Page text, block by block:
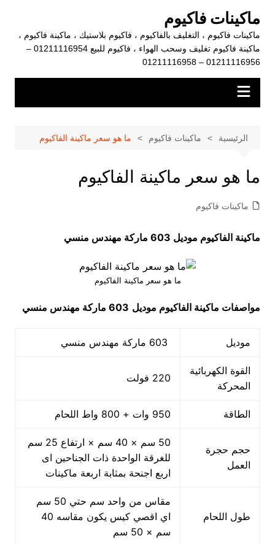
المحتوى
ماكينات فاكيوم
ماكينات فاكيوم ، التغليف بالفاكيوم ، فاكيوم بلاستيك ، ماكينة فاكيوم ،
ماكينة فاكيوم تغليف وسحب الهواء ، فاكيوم للبيع 01211116954 –
01211116956 – 01211116958
الرئيسية ماكينات فاكيوم ما هو سعر ماكينة الفاكيوم
ما هو سعر ماكينة الفاكيوم
ماكينات فاكيوم
ماكينة الفاكيوم موديل 603 ماركة مهندس منسي
ما هو سعر ماكينة الفاكيوم
مواصفات ماكينة الفاكيوم موديل 603 ماركة مهندس منسي
موديل
القوة الكهربائية
المحركة
220 فولت
الطاقة 950 وات + 800 واط اللحام
حجم حجرة
العمل
50 سم × 40 سم × ارتفاع 25 سم
للغرقة الواحدة ذات الجناحين اى
اربع اجنحة بمثابة اربعة ماكينات
طول اللحام
مقاس من واحد سم حتي 50 سم
اي اقصي كيس يكون مقاسه 40
سم × 50 سم